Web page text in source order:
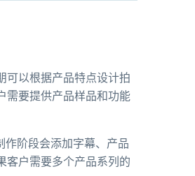
可以根据产品特点设计拍
需要提供产品样品和功能
阶段会添加字幕、产品
客户需要多个产品系列的